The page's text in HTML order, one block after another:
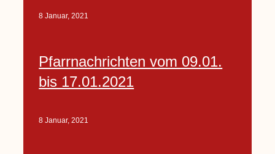
8 Januar, 2021
Pfarrnachrichten vom 09.01.
bis 17.01.2021
8 Januar, 2021